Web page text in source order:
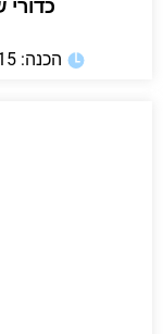
הכנה: 15 דקות